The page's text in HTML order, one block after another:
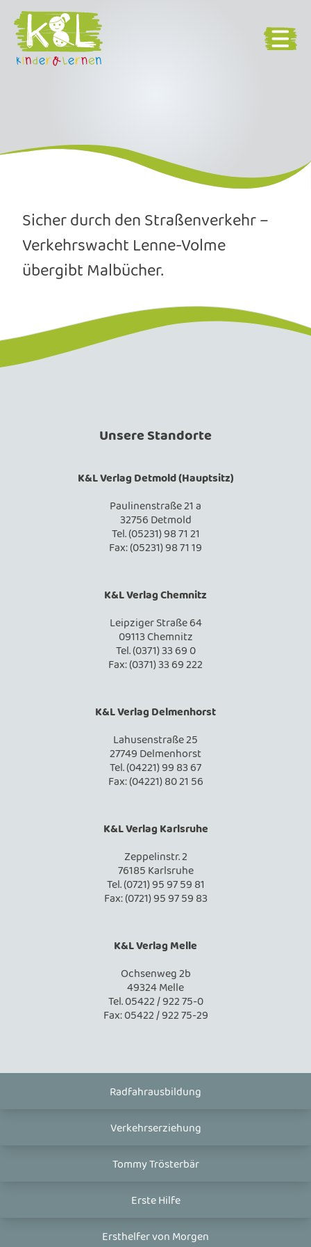
Sicher durch den Straßenverkehr –
Verkehrswacht Lenne-Volme
übergibt Malbücher.
Unsere Standorte
K&L Verlag Detmold (Hauptsitz)
Paulinenstraße 21 a
32756 Detmold
Tel. (05231) 98 71 21
Fax: (05231) 98 71 19
K&L Verlag Chemnitz
Leipziger Straße 64
09113 Chemnitz
Tel. (0371) 33 69 0
Fax: (0371) 33 69 222
K&L Verlag Delmenhorst
Lahusenstraße 25
27749 Delmenhorst
Tel. (04221) 99 83 67
Fax: (04221) 80 21 56
K&L Verlag Karlsruhe
Zeppelinstr. 2
76185 Karlsruhe
Tel. (0721) 95 97 59 81
Fax: (0721) 95 97 59 83
K&L Verlag Melle
Ochsenweg 2b
49324 Melle
Tel. 05422 / 922 75-0
Fax: 05422 / 922 75-29
Radfahrausbildung
Verkehrserziehung
Tommy Trösterbär
Erste Hilfe
Ersthelfer von Morgen